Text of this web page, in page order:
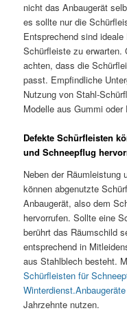
nicht das Anbaugerät
es sollte nur die
Entsprechend sind
Schürfleiste zu erwarten.
achten, dass die
passt. Empfindliche
Nutzung von Stahl-
Modelle aus Gummi
Defekte Schürfleisten
und Schneepflug
Neben der Räumleistung
können abgenutzte
Anbaugerät, also dem
hervorrufen. Sollte eine
berührt das Räumschild
entsprechend in
aus Stahlblech besteht.
Schürfleisten für
Winterdienst.Anbaugeräte
Jahrzehnte nutzen.